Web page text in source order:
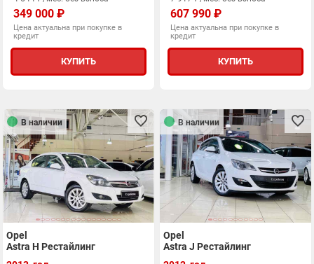
349 000 ₽
Цена актуальна при покупке в
кредит
КУПИТЬ
607 990 ₽
Цена актуальна при покупке в
кредит
КУПИТЬ
В наличии
Opel
Astra H Рестайлинг
В наличии
Opel
Astra J Рестайлинг